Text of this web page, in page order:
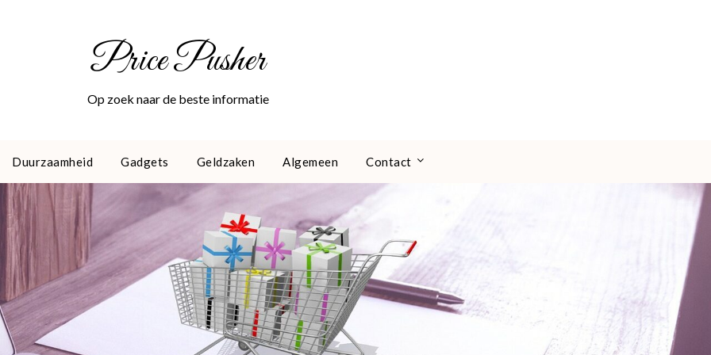
Price Pusher
Op zoek naar de beste informatie
Duurzaamheid Gadgets Geldzaken Algemeen Contact